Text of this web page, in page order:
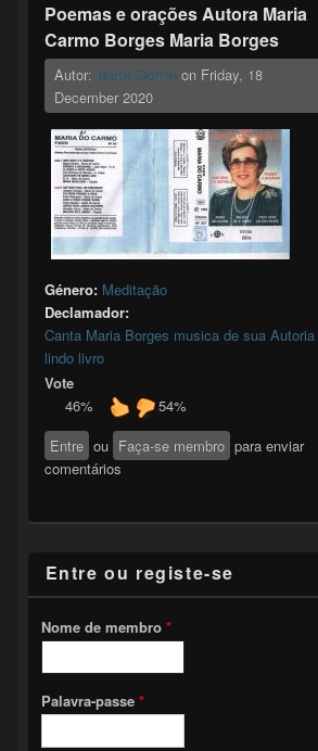
Poemas e orações Autora Maria
Carmo Borges Maria Borges
Autor: Maria Carmoon Friday, 18
December 2020
Género: Meditação
Declamador:
Canta Maria Borges musica de sua Autoria
lindo livro
Vote
46%
54%
Entre ou Faça-se membro para enviar
comentários
Entre ou registe-se
Nome de membro *
Palavra-passe *